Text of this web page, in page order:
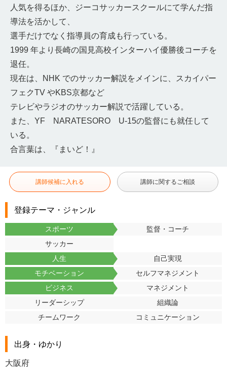
人気を得るほか、ジーコサッカースクールにて学んだ指
導法を活かして、
選手だけでなく指導員の育成も行っている。
1999 年より長崎の国見高校インターハイ優勝後コーチを
退任。
現在は、NHK でのサッカー解説をメインに、スカイパー
フェクTV やKBS京都など
テレビやラジオのサッカー解説で活躍している。
また、YF NARATESORO U-15の監督にも就任して
いる。
合言葉は、『まいど！』
講師候補に入れる 講師に関するご相談
登録テーマ・ジャンル
スポーツ
監督・コーチ
サッカー
人生
自己実現
モチベーション
セルフマネジメント
ビジネス
マネジメント
リーダーシップ
組織論
チームワーク
コミュニケーション
出身・ゆかり
大阪府